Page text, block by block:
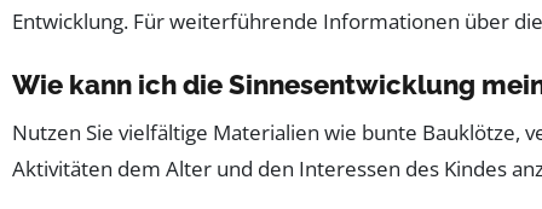
Entwicklung. Für weiterführende Informationen über
Wie kann ich die Sinnesentwicklung
Nutzen Sie vielfältige Materialien wie bunte Bauklötze,
Aktivitäten dem Alter und den Interessen des Kindes